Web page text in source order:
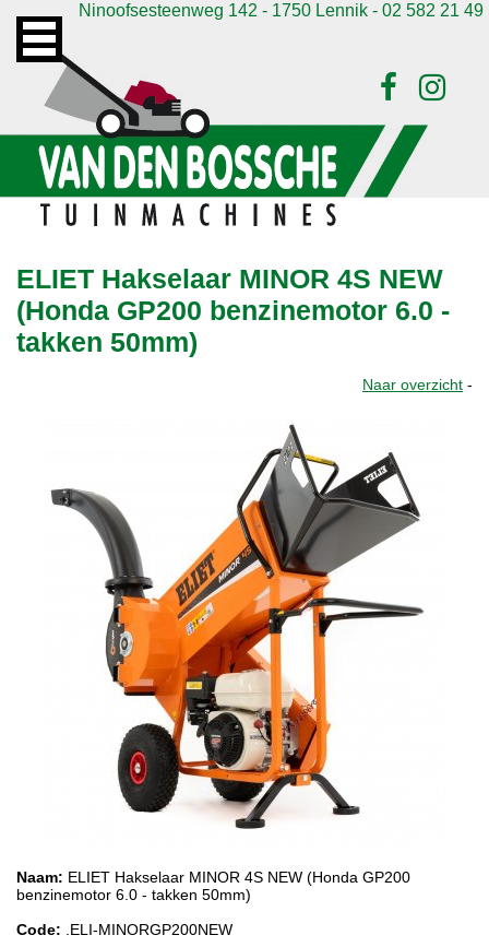
Ninoofsesteenweg 142 - 1750 Lennik - 02 582 21 49
ELIET Hakselaar MINOR 4S NEW
(Honda GP200 benzinemotor 6.0 -
takken 50mm)
Naar overzicht -
Naam: ELIET Hakselaar MINOR 4S NEW (Honda GP200
benzinemotor 6.0 - takken 50mm)
Code: .ELI-MINORGP200NEW